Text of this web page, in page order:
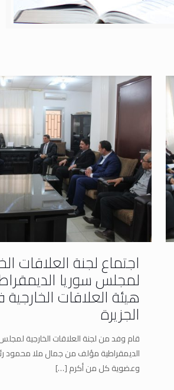
اجتماع لجنة العلاقات
لمجلس سوريا
هيئة العلاقات
الجزيرة
قام وفد من لجنة العلاقات الخارجية
الديمقراطية مؤلف من جمال ملا محمود
وعضوية كل من أكرم[…]